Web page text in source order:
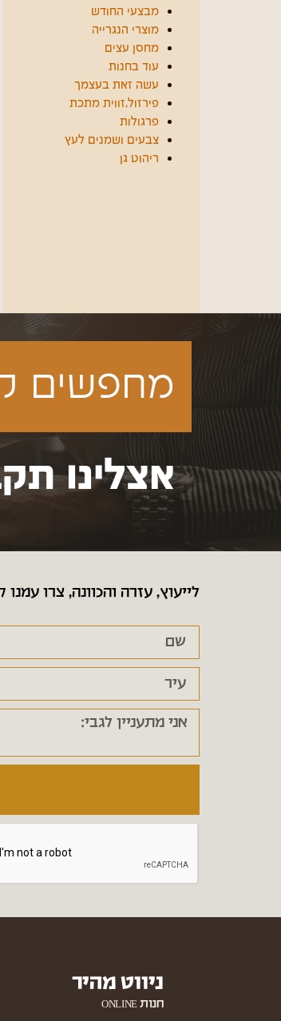
מבצעי החודש
מוצרי הנגרייה
מחסן עצים
עוד בחנות
עשה זאת בעצמך
פירזול,זווית מתכת
פרגולות
צבעים ושמנים לעץ
ריהוט גן
מחפשים
אצלינו
לייעוץ, עזרה והכוונה, צרו
ניווט מהיר
חנות ONLINE